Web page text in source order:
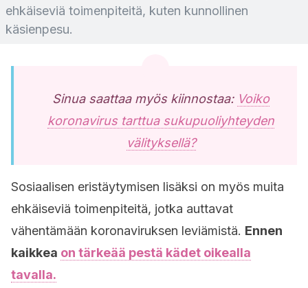
ehkäiseviä toimenpiteitä, kuten kunnollinen
käsienpesu.
Sinua saattaa myös kiinnostaa: Voiko
koronavirus tarttua sukupuoliyhteyden
välityksellä?
Sosiaalisen eristäytymisen lisäksi on myös muita
ehkäiseviä toimenpiteitä, jotka auttavat
vähentämään koronaviruksen leviämistä. Ennen
kaikkea on tärkeää pestä kädet oikealla
tavalla.